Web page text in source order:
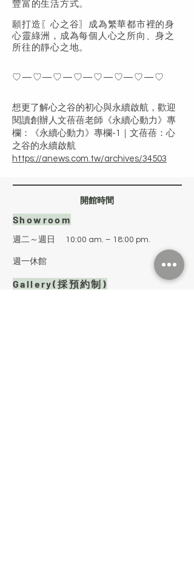
豐富的生活方式。
願打造〖心之谷〗成為繁華都市裡的身
心靈綠洲，成為每個人心之所向、身之
所往的靜心之地。
♡—♡—♡—♡—♡—♡—♡—♡
想更了解心之谷的初心與永續啟航，歡迎
閱讀創辦人文蓓蓓老師《永續心動力》專
欄：《永續心動力》專欄-1｜文蓓蓓：心
之谷的永續啟航
https://anews.com.tw/archives/34503
​開館時間
Showroom
週二～週日 10:00 am. – 18:00 pm.
週一休館
Gallery(採預約制)